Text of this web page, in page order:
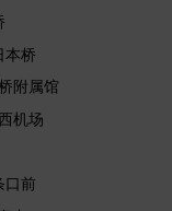
本桥
附属馆
机场
口前